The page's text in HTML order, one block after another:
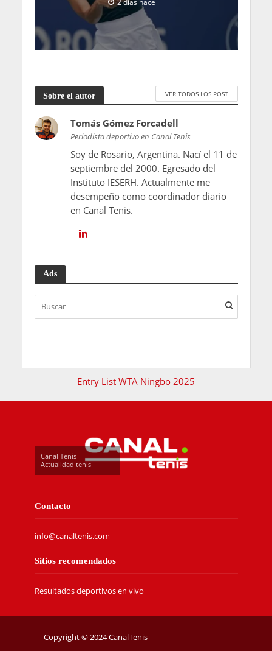
2 días hace
Sobre el autor VER TODOS LOS POST
Tomás Gómez Forcadell
Periodista deportivo en Canal Tenis
Soy de Rosario, Argentina. Nací el 11 de
septiembre del 2000. Egresado del
Instituto IESERH. Actualmente me
desempeño como coordinador diario
en Canal Tenis.
Ads
Entry List WTA Ningbo 2025
Canal Tenis -
Actualidad tenis
Contacto
info@canaltenis.com
Sitios recomendados
Resultados deportivos en vivo
Copyright © 2024 CanalTenis